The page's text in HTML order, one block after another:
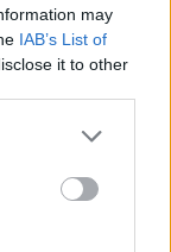
may
IAB’s List of
it to other
πιο
χειρουργείο